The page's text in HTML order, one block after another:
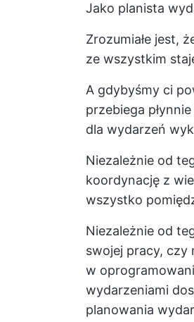
Jako planista
Zrozumiałe jest,
ze wszystkim
A gdybyśmy ci
przebiega
dla wydarzeń
Niezależnie od
koordynację z
wszystko
Niezależnie od
swojej pracy, czy
w
wydarzeniami
planowania